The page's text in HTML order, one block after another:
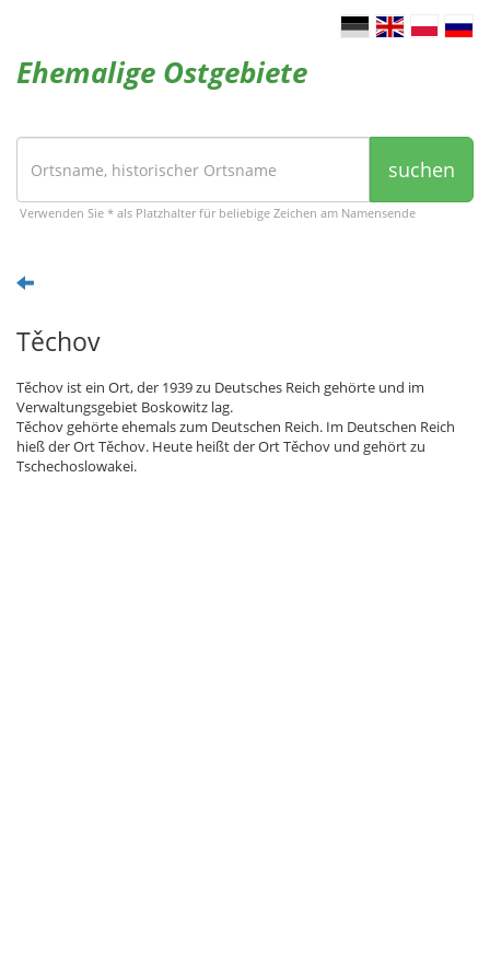
Ehemalige Ostgebiete
suchen
Verwenden Sie * als Platzhalter für beliebige Zeichen am Namensende
Těchov
Těchov ist ein Ort, der 1939 zu Deutsches Reich gehörte und im
Verwaltungsgebiet Boskowitz lag.
Těchov gehörte ehemals zum Deutschen Reich. Im Deutschen Reich
hieß der Ort Těchov. Heute heißt der Ort Těchov und gehört zu
Tschechoslowakei.